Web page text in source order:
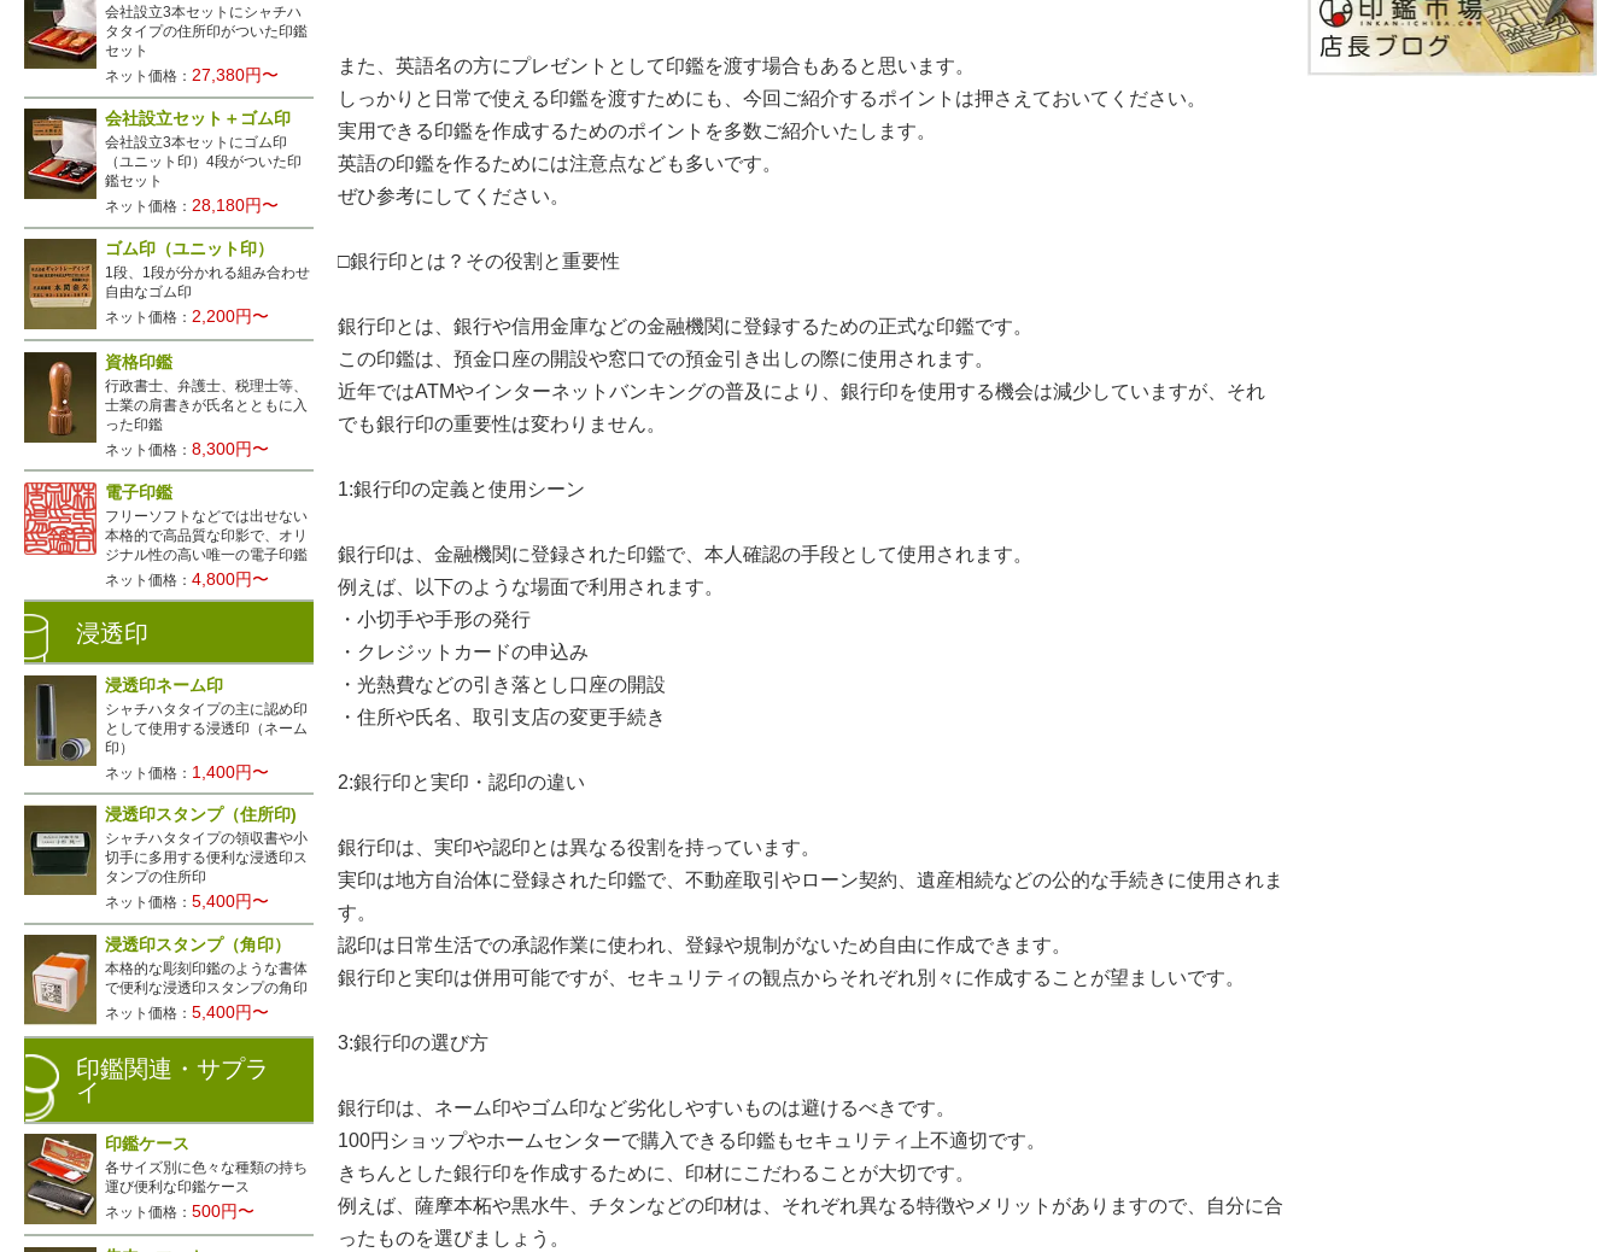
また、英語名の方にプレゼントとして印鑑を渡す場合もあると思います。
しっかりと日常で使える印鑑を渡すためにも、今回ご紹介するポイントは押さえておいてください。
実用できる印鑑を作成するためのポイントを多数ご紹介いたします。
英語の印鑑を作るためには注意点なども多いです。
ぜひ参考にしてください。
□銀行印とは？その役割と重要性
銀行印とは、銀行や信用金庫などの金融機関に登録するための正式な印鑑です。
この印鑑は、預金口座の開設や窓口での預金引き出しの際に使用されます。
近年ではATMやインターネットバンキングの普及により、銀行印を使用する機会は減少していますが、それ
でも銀行印の重要性は変わりません。
1:銀行印の定義と使用シーン
銀行印は、金融機関に登録された印鑑で、本人確認の手段として使用されます。
例えば、以下のような場面で利用されます。
・小切手や手形の発行
・クレジットカードの申込み
・光熱費などの引き落とし口座の開設
・住所や氏名、取引支店の変更手続き
2:銀行印と実印・認印の違い
銀行印は、実印や認印とは異なる役割を持っています。
実印は地方自治体に登録された印鑑で、不動産取引やローン契約、遺産相続などの公的な手続きに使用されま
す。
認印は日常生活での承認作業に使われ、登録や規制がないため自由に作成できます。
銀行印と実印は併用可能ですが、セキュリティの観点からそれぞれ別々に作成することが望ましいです。
3:銀行印の選び方
銀行印は、ネーム印やゴム印など劣化しやすいものは避けるべきです。
100円ショップやホームセンターで購入できる印鑑もセキュリティ上不適切です。
きちんとした銀行印を作成するために、印材にこだわることが大切です。
例えば、薩摩本柘や黒水牛、チタンなどの印材は、それぞれ異なる特徴やメリットがありますので、自分に合
ったものを選びましょう。
会社設立3本セットにシャチハ
タタイプの住所印がついた印鑑
セット
ネット価格：27,380円〜
会社設立セット＋ゴム印
会社設立3本セットにゴム印
（ユニット印）4段がついた印
鑑セット
ネット価格：28,180円〜
ゴム印（ユニット印）
1段、1段が分かれる組み合わせ
自由なゴム印
ネット価格：2,200円〜
資格印鑑
行政書士、弁護士、税理士等、
士業の肩書きが氏名とともに入
った印鑑
ネット価格：8,300円〜
電子印鑑
フリーソフトなどでは出せない
本格的で高品質な印影で、オリ
ジナル性の高い唯一の電子印鑑
ネット価格：4,800円〜
浸透印
浸透印ネーム印
シャチハタタイプの主に認め印
として使用する浸透印（ネーム
印）
ネット価格： 1,400円〜
浸透印スタンプ（住所印)
シャチハタタイプの領収書や小
切手に多用する便利な浸透印ス
タンプの住所印
ネット価格：5,400円〜
浸透印スタンプ（角印）
本格的な彫刻印鑑のような書体
で便利な浸透印スタンプの角印
ネット価格：5,400円〜
印鑑関連・サプラ
イ
印鑑ケース
各サイズ別に色々な種類の持ち
運び便利な印鑑ケース
ネット価格：500円〜